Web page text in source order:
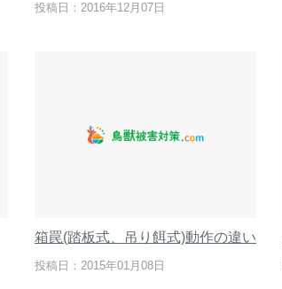
投稿日：2016年12月07日
箱罠(踏板式、吊り餌式)動作の違い
投稿日：2015年01月08日